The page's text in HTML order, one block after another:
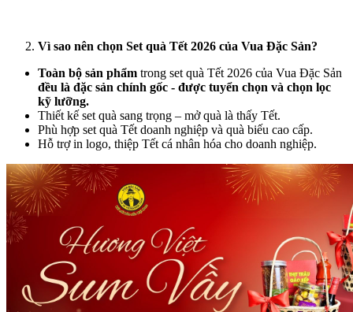
Vì sao nên chọn Set quà Tết 2026 của Vua Đặc Sản?
Toàn bộ sản phẩm trong set quà Tết 2026 của Vua Đặc Sản
đều là đặc sản chính gốc - được tuyển chọn và chọn lọc
kỹ lưỡng.
Thiết kế set quà sang trọng – mở quà là thấy Tết.
Phù hợp set quà Tết doanh nghiệp và quà biếu cao cấp.
Hỗ trợ in logo, thiệp Tết cá nhân hóa cho doanh nghiệp.